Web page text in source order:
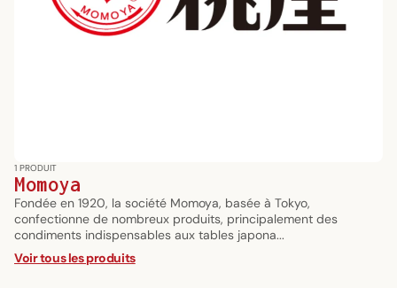
1 PRODUIT
Momoya
Fondée en 1920, la société Momoya, basée à Tokyo,
confectionne de nombreux produits, principalement des
condiments indispensables aux tables japona...
Voir tous les produits